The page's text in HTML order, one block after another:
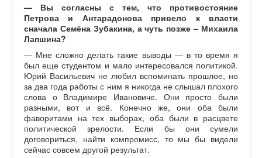
— Вы согласны с тем, что противостояние
Петрова и Антарадонова привело к власти
сначала Семёна Зубакина, а чуть позже – Михаила
Лапшина?
— Мне сложно делать такие выводы — в то время я
был еще студентом и мало интересовался политикой.
Юрий Васильевич не любил вспоминать прошлое, но
за два года работы с ним я никогда не слышал плохого
слова о Владимире Ивановиче. Они просто были
разными, вот и всё. Конечно же, они оба были
фаворитами на тех выборах, оба были в расцвете
политической зрелости. Если бы они сумели
договориться, найти компромисс, то мы бы видели
сейчас совсем другой результат.